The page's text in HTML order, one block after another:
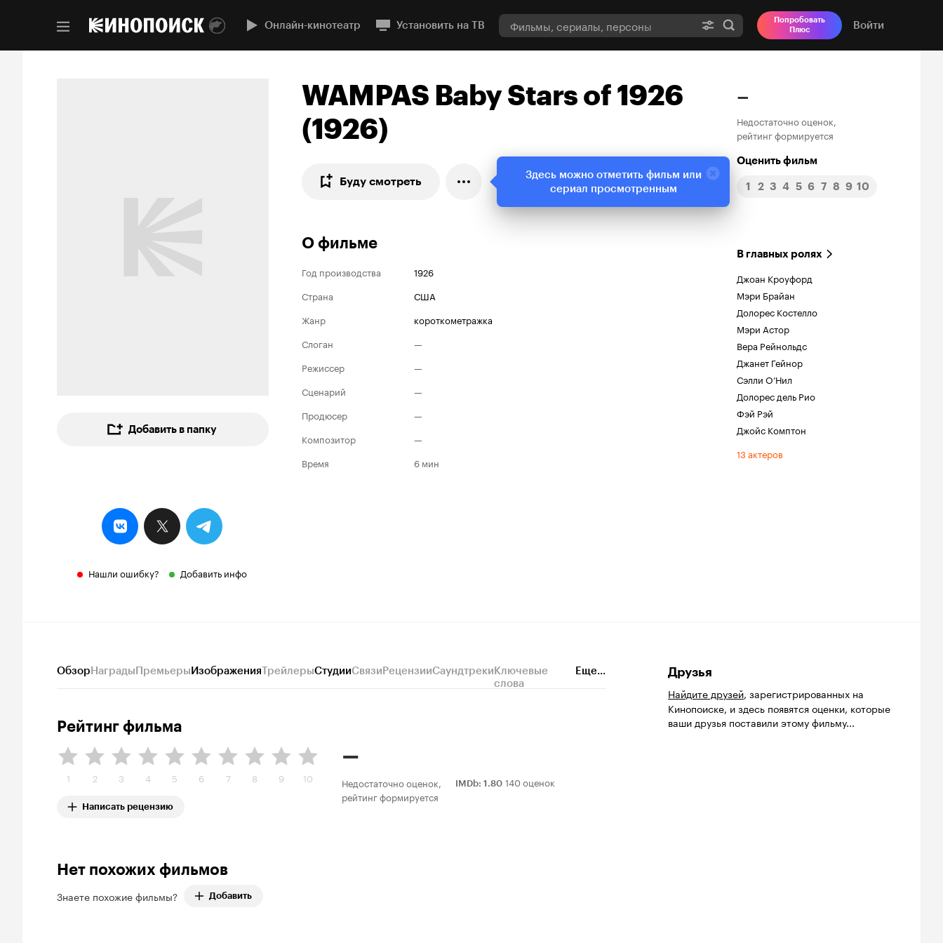
Онлайн-кинотеатр Установить на ТВ
Попробовать
Плюс
Войти
Добавить в папку
Нашли ошибку? Добавить инфо
WAMPAS Baby Stars of 1926
(1926)
Буду смотреть
–
Недостаточно оценок,
рейтинг формируется
Оценить фильм
1 2 3 4 5 6 7 8 9 10
О фильме
Год производства
1926
Страна
США
Жанр
короткометражка
Слоган
—
Режиссер
—
Сценарий
—
Продюсер
—
Композитор
—
Время
6 мин
В главных ролях
Джоан Кроуфорд
Мэри Брайан
Долорес Костелло
Мэри Астор
Вера Рейнольдс
Джанет Гейнор
Сэлли О’Нил
Долорес дель Рио
Фэй Рэй
Джойс Комптон
13 актеров
ОбзорНаградыПремьерыИзображенияТрейлерыСтудииСвязиРецензииСаундтрекиКлючевые
слова
Еще...
Рейтинг фильма
1 2 3 4 5 6 7 8 9 10
Написать рецензию
–
Недостаточно оценок,
рейтинг формируется
IMDb: 1.80 140 оценок
Нет похожих фильмов
Знаете похожие фильмы? Добавить
Друзья
Найдите друзей, зарегистрированных на
Кинопоиске, и здесь появятся оценки, которые
ваши друзья поставили этому фильму...
Здесь можно отметить фильм или
сериал просмотренным